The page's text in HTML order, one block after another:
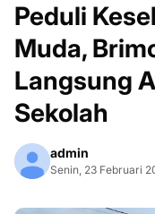
Peduli
Muda,
Langsung
Sekolah
admin
Senin, 23 Februari